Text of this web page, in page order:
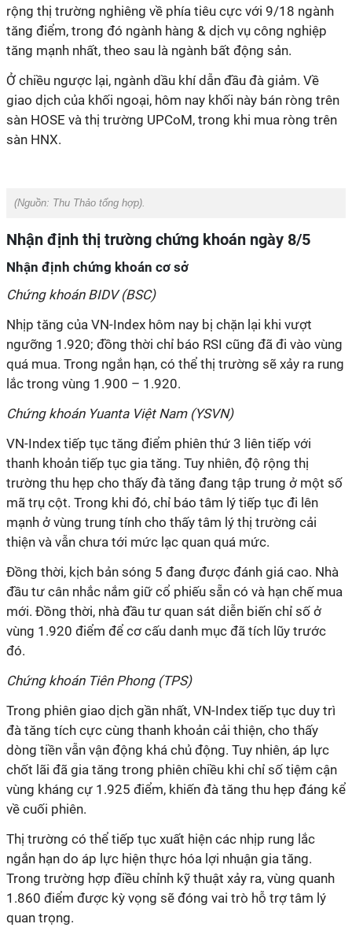
rộng thị trường nghiêng về phía tiêu cực với 9/18 ngành
tăng điểm, trong đó ngành hàng & dịch vụ công nghiệp
tăng mạnh nhất, theo sau là ngành bất động sản.
Ở chiều ngược lại, ngành dầu khí dẫn đầu đà giảm. Về
giao dịch của khối ngoại, hôm nay khối này bán ròng trên
sàn HOSE và thị trường UPCoM, trong khi mua ròng trên
sàn HNX.
(Nguồn: Thu Thảo tổng hợp).
Nhận định thị trường chứng khoán ngày 8/5
Nhận định chứng khoán cơ sở
Chứng khoán BIDV (BSC)
Nhịp tăng của VN-Index hôm nay bị chặn lại khi vượt
ngưỡng 1.920; đồng thời chỉ báo RSI cũng đã đi vào vùng
quá mua. Trong ngắn hạn, có thể thị trường sẽ xảy ra rung
lắc trong vùng 1.900 – 1.920.
Chứng khoán Yuanta Việt Nam (YSVN)
VN-Index tiếp tục tăng điểm phiên thứ 3 liên tiếp với
thanh khoản tiếp tục gia tăng. Tuy nhiên, độ rộng thị
trường thu hẹp cho thấy đà tăng đang tập trung ở một số
mã trụ cột. Trong khi đó, chỉ báo tâm lý tiếp tục đi lên
mạnh ở vùng trung tính cho thấy tâm lý thị trường cải
thiện và vẫn chưa tới mức lạc quan quá mức.
Đồng thời, kịch bản sóng 5 đang được đánh giá cao. Nhà
đầu tư cân nhắc nắm giữ cổ phiếu sẵn có và hạn chế mua
mới. Đồng thời, nhà đầu tư quan sát diễn biến chỉ số ở
vùng 1.920 điểm để cơ cấu danh mục đã tích lũy trước
đó.
Chứng khoán Tiên Phong (TPS)
Trong phiên giao dịch gần nhất, VN-Index tiếp tục duy trì
đà tăng tích cực cùng thanh khoản cải thiện, cho thấy
dòng tiền vẫn vận động khá chủ động. Tuy nhiên, áp lực
chốt lãi đã gia tăng trong phiên chiều khi chỉ số tiệm cận
vùng kháng cự 1.925 điểm, khiến đà tăng thu hẹp đáng kể
về cuối phiên.
Thị trường có thể tiếp tục xuất hiện các nhịp rung lắc
ngắn hạn do áp lực hiện thực hóa lợi nhuận gia tăng.
Trong trường hợp điều chỉnh kỹ thuật xảy ra, vùng quanh
1.860 điểm được kỳ vọng sẽ đóng vai trò hỗ trợ tâm lý
quan trọng.